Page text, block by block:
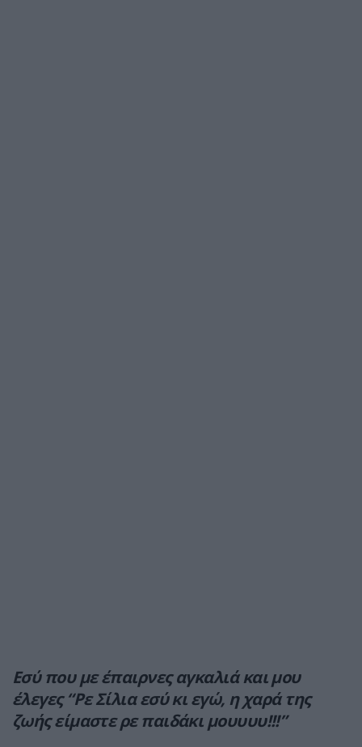
Εσύ που με έπαιρνες αγκαλιά και μου
έλεγες “Ρε Σίλια εσύ κι εγώ, η χαρά της
ζωής είμαστε ρε παιδάκι μουυυυ!!!”